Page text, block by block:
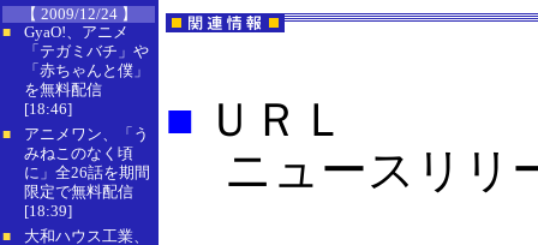
【 2009/12/24 】
■
GyaO!、アニメ
「テガミバチ」や
「赤ちゃんと僕」
を無料配信
[18:46]
■
アニメワン、「う
みねこのなく頃
に」全26話を期間
限定で無料配信
[18:39]
■
大和ハウス工業、
■ ＵＲＬ
ニュースリリ